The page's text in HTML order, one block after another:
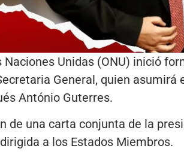
Naciones Unidas (ONU) inició
General, quien asumirá
António Guterres.
de una carta conjunta de la
a los Estados Miembros.